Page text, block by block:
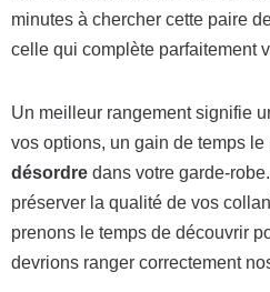
minutes à chercher cette paire
celle qui complète parfaitement
Un meilleur rangement signifie
vos options, un gain de temps le
désordre dans votre garde-
préserver la qualité de vos
prenons le temps de découvrir
devrions ranger correctement